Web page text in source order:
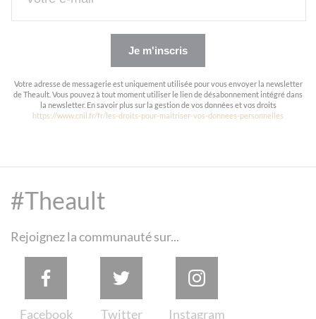
Je m'inscris
Votre adresse de messagerie est uniquement utilisée pour vous envoyer la newsletter
de Theault. Vous pouvez à tout moment utiliser le lien de désabonnement intégré dans
la newsletter. En savoir plus sur la gestion de vos données et vos droits
https://www.cnil.fr/fr/les-droits-pour-maitriser-vos-donnees-personnelles
#Theault
Rejoignez la communauté sur...